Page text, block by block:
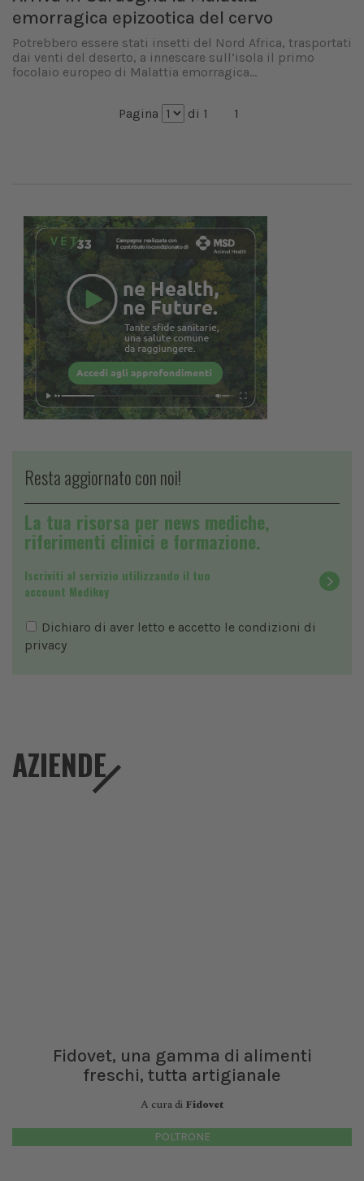
emorragica epizootica del cervo
Potrebbero essere stati insetti del Nord Africa, trasportati
dai venti del deserto, a innescare sull’isola il primo
focolaio europeo di Malattia emorragica...
Pagina di 1 1
Resta aggiornato con noi!
La tua risorsa per news mediche,
riferimenti clinici e formazione.
Iscriviti al servizio utilizzando il tuo
account Medikey
Dichiaro di aver letto e accetto le condizioni di
privacy
AZIENDE
Fidovet, una gamma di alimenti
freschi, tutta artigianale
A cura di Fidovet
POLTRONE